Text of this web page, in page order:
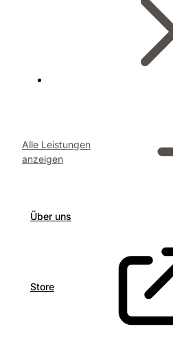
Alle Leistungen
anzeigen
Über uns
Store